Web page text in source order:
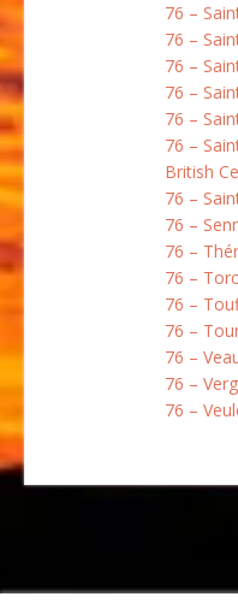
76 –
76 –
76 –
76 –
76 –
76 –
British
76 –
76 –
76 –
76 –
76 –
76 –
76 –
76 –
76 –